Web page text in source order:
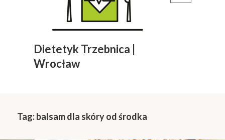
Dietetyk Trzebnica |
Wrocław
Tag:balsam dla skóry od środka